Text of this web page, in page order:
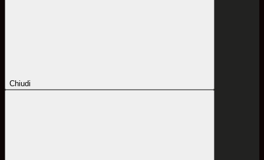
Chiudi